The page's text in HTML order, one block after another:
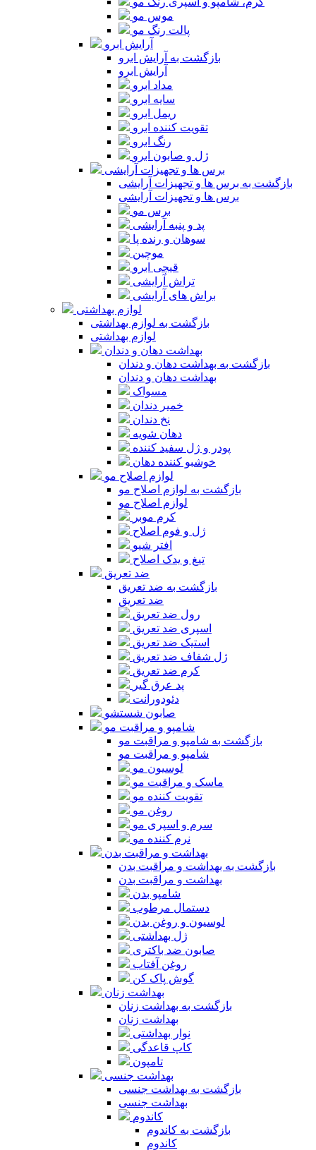
موس مو
پالت رنگ مو
آرایش ابرو
بازگشت به آرایش ابرو
آرایش ابرو
مداد ابرو
سایه ابرو
ریمل ابرو
تقویت کننده ابرو
رنگ ابرو
ژل و صابون ابرو
برس ها و تجهیزات آرایشی
بازگشت به برس ها و تجهیزات آرایشی
برس ها و تجهیزات آرایشی
برس مو
پد و پنبه آرایشی
سوهان و رنده پا
موچین
قیچی ابرو
تراش آرایشی
براش های آرایشی
لوازم بهداشتی
بازگشت به لوازم بهداشتی
لوازم بهداشتی
بهداشت دهان و دندان
بازگشت به بهداشت دهان و دندان
بهداشت دهان و دندان
مسواک
خمیر دندان
نخ دندان
دهان شویه
پودر و ژل سفید کننده
خوشبو کننده دهان
لوازم اصلاح مو
بازگشت به لوازم اصلاح مو
لوازم اصلاح مو
کرم موبر
ژل و فوم اصلاح
افتر شیو
تیغ و یدک اصلاح
ضد تعریق
بازگشت به ضد تعریق
ضد تعریق
رول ضد تعریق
اسپری ضد تعریق
استیک ضد تعریق
ژل شفاف ضد تعریق
کرم ضد تعریق
پد عرق گیر
دئودورانت
صابون شستشو
شامپو و مراقبت مو
بازگشت به شامپو و مراقبت مو
شامپو و مراقبت مو
لوسیون مو
ماسک و مراقبت مو
تقویت کننده مو
روغن مو
سرم و اسپری مو
نرم کننده مو
بهداشت و مراقبت بدن
بازگشت به بهداشت و مراقبت بدن
بهداشت و مراقبت بدن
شامپو بدن
دستمال مرطوب
لوسیون و روغن بدن
ژل بهداشتی
صابون ضد باکتری
روغن آفتاب
گوش پاک کن
بهداشت زنان
بازگشت به بهداشت زنان
بهداشت زنان
نوار بهداشتی
کاپ قاعدگی
تامپون
بهداشت جنسی
بازگشت به بهداشت جنسی
بهداشت جنسی
کاندوم
بازگشت به کاندوم
کاندوم